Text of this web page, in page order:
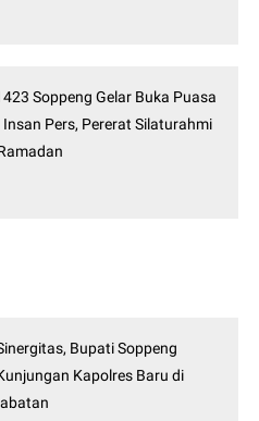
Soppeng Gelar Buka Puasa
Insan Pers, Pererat Silaturahmi
Bupati Soppeng
Kapolres Baru di